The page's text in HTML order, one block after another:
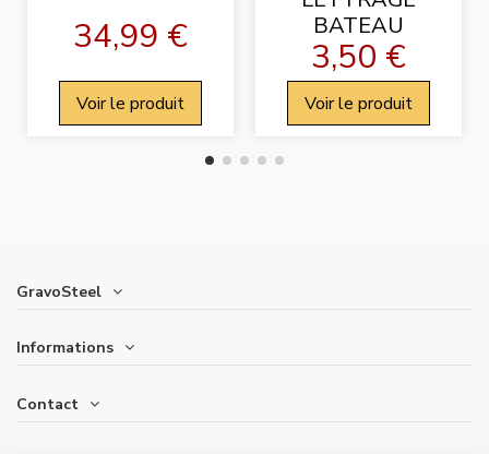
34,99 €
Voir le produit
BATEAU
3,50 €
Voir le produit
GravoSteel
Informations
Contact